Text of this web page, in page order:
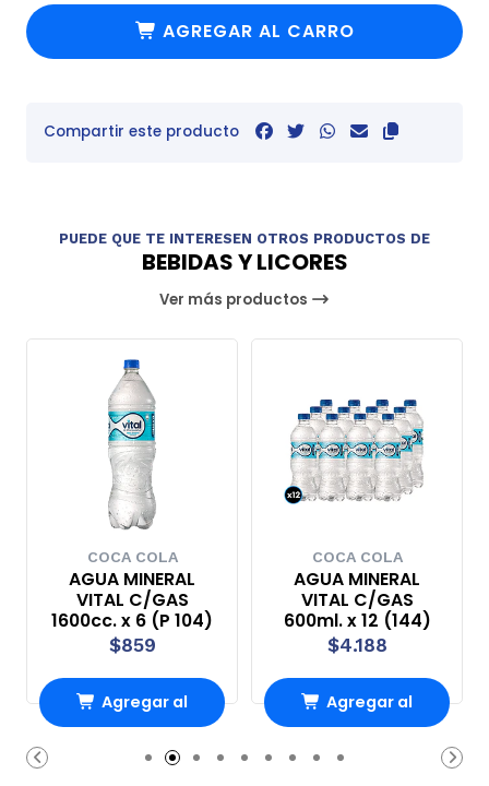
AGREGAR AL CARRO
Compartir este producto
PUEDE QUE TE INTERESEN OTROS PRODUCTOS DE
BEBIDAS Y LICORES
Ver más productos
COCA COLA
AGUA MINERAL
VITAL C/GAS
1600cc. x 6 (P 104)
$859
Agregar al
Carro
COCA COLA
AGUA MINERAL
VITAL C/GAS
600ml. x 12 (144)
$4.188
Agregar al
Carro